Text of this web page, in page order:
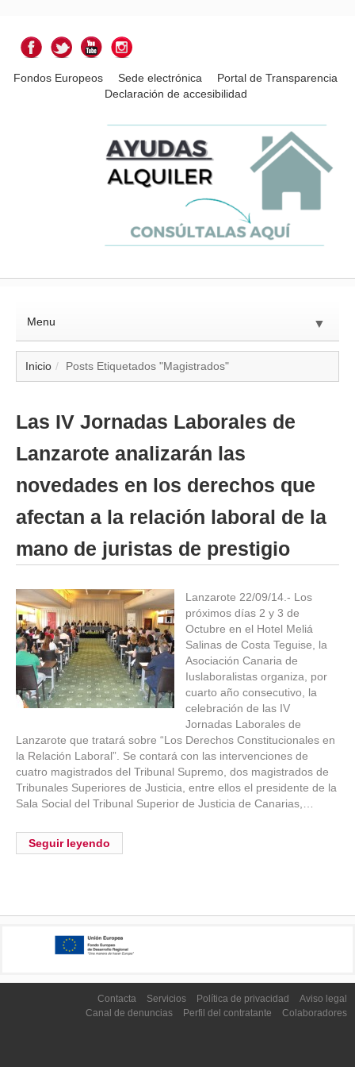
Fondos Europeos Sede electrónica
Portal de Transparencia
Declaración de accesibilidad
Menu ▼
▼
▼
▼
Inicio Posts Etiquetados "Magistrados"
Las IV Jornadas Laborales de
Lanzarote analizarán las
novedades en los derechos que
afectan a la relación laboral de la
mano de juristas de prestigio
Lanzarote 22/09/14.- Los
próximos días 2 y 3 de
Octubre en el Hotel Meliá
Salinas de Costa Teguise, la
Asociación Canaria de
Iuslaboralistas organiza, por
cuarto año consecutivo, la
celebración de las IV
Jornadas Laborales de
Lanzarote que tratará sobre “Los Derechos Constitucionales en
la Relación Laboral”. Se contará con las intervenciones de
cuatro magistrados del Tribunal Supremo, dos magistrados de
Tribunales Superiores de Justicia, entre ellos el presidente de la
Sala Social del Tribunal Superior de Justicia de Canarias,…
Seguir leyendo
Contacta Servicios Política de privacidad
Aviso legal
Canal de denuncias
Perfil del contratante Colaboradores